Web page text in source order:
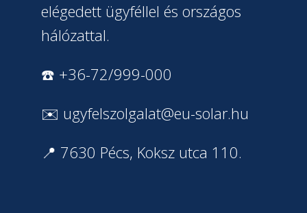
elégedett ügyféllel és országos
hálózattal.
☎️ +36-72/999-000
✉️ ugyfelszolgalat@eu-solar.hu
📍 7630 Pécs, Koksz utca 110.